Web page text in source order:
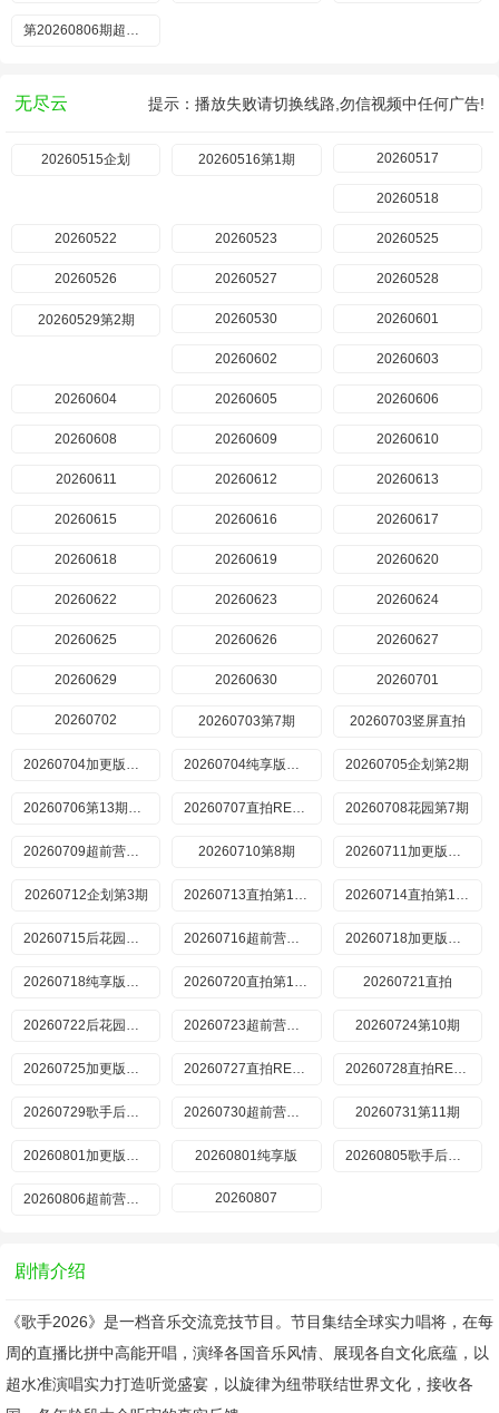
第20260806期超前营业
无尽云 提示：播放失败请切换线路,勿信视频中任何广告!
20260515企划 20260516第1期 20260517
20260518
20260522 20260523 20260525
20260526 20260527 20260528
20260529第2期 20260530 20260601
20260602 20260603
20260604 20260605 20260606
20260608 20260609 20260610
20260611 20260612 20260613
20260615 20260616 20260617
20260618 20260619 20260620
20260622 20260623 20260624
20260625 20260626 20260627
20260629 20260630 20260701
20260702 20260703第7期 20260703竖屏直拍
20260705企划第2期
20260708花园第7期
20260710第8期
20260712企划第3期
20260721直拍
20260724第10期
20260728直拍REACTION第20期
20260731第11期
20260801纯享版 20260805歌手后花园第11期
20260807
剧情介绍
《歌手2026》是一档音乐交流竞技节目。节目集结全球实力唱将，在每
周的直播比拼中高能开唱，演绎各国音乐风情、展现各自文化底蕴，以
超水准演唱实力打造听觉盛宴，以旋律为纽带联结世界文化，接收各